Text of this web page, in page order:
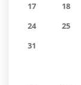
17
18
24
25
31